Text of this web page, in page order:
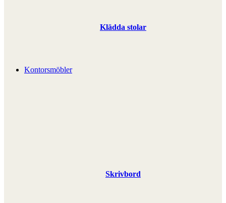
Klädda stolar
Kontorsmöbler
Skrivbord